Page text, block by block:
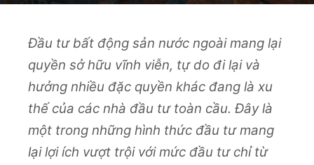
Đầu tư bất động sản nước ngoài mang lại
quyền sở hữu vĩnh viễn, tự do đi lại và
hưởng nhiều đặc quyền khác đang là xu
thế của các nhà đầu tư toàn cầu. Đây là
một trong những hình thức đầu tư mang
lại lợi ích vượt trội với mức đầu tư chỉ từ